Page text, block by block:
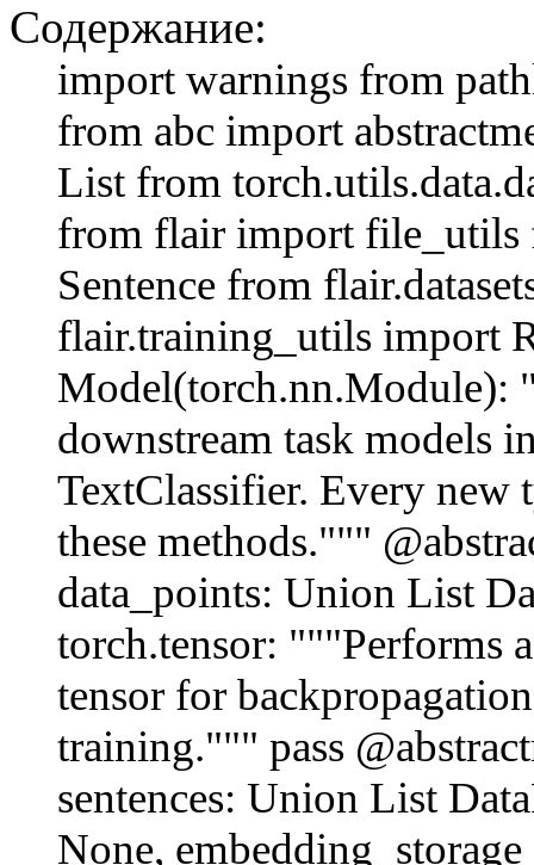
Содержание:
import warnings from
from abc import
List from
from flair import file_utils
Sentence from
flair.training_utils import
Model(torch.nn.Module):
downstream task models
TextClassifier. Every new
these methods."""
data_points: Union List
torch.tensor: """Performs
tensor for
training.""" pass
sentences: Union List
None,